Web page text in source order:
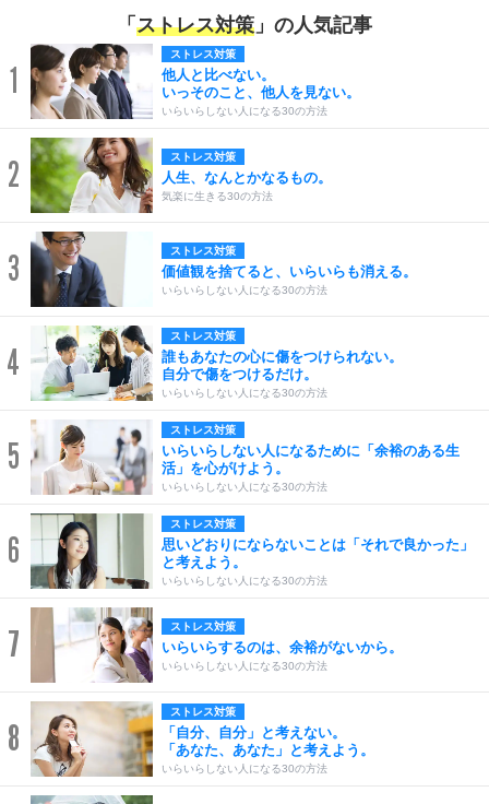
「 ストレス対策 」の人気記事
1
ストレス対策
他人と比べない。
いっそのこと、他人を見ない。
いらいらしない人になる30の方法
2 ストレス対策
人生、なんとかなるもの。
気楽に生きる30の方法
3 ストレス対策
価値観を捨てると、いらいらも消える。
いらいらしない人になる30の方法
4
ストレス対策
誰もあなたの心に傷をつけられない。
自分で傷をつけるだけ。
いらいらしない人になる30の方法
5
ストレス対策
いらいらしない人になるために「余裕のある生
活」を心がけよう。
いらいらしない人になる30の方法
6
ストレス対策
思いどおりにならないことは「それで良かった」
と考えよう。
いらいらしない人になる30の方法
7 ストレス対策
いらいらするのは、余裕がないから。
いらいらしない人になる30の方法
8
ストレス対策
「自分、自分」と考えない。
「あなた、あなた」と考えよう。
いらいらしない人になる30の方法